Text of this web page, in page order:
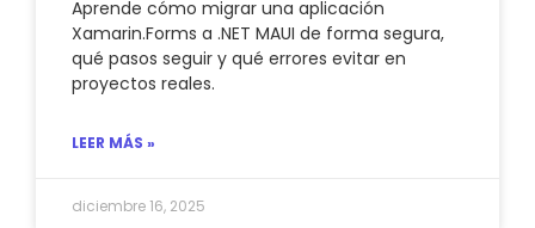
Aprende cómo migrar una aplicación
Xamarin.Forms a .NET MAUI de forma segura,
qué pasos seguir y qué errores evitar en
proyectos reales.
LEER MÁS »
diciembre 16, 2025